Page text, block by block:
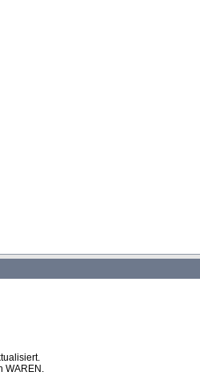
Puidoux-Gare
WAREN.